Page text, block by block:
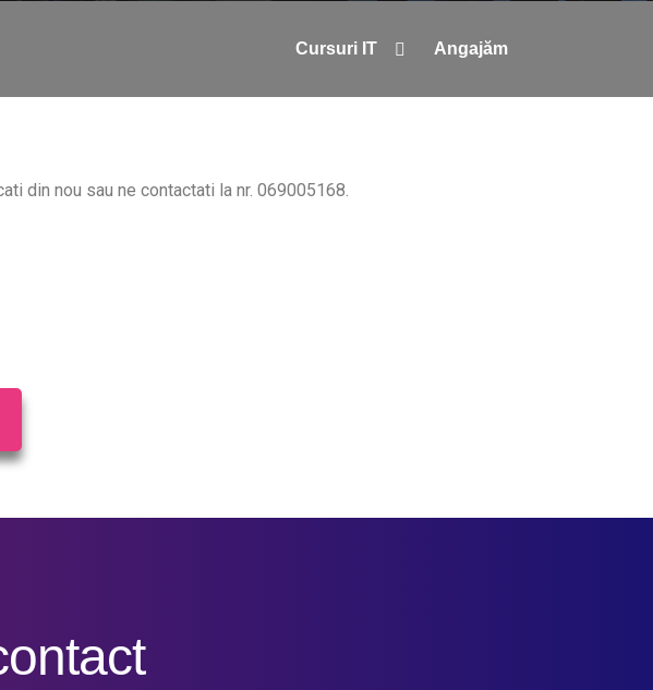
Cursuri IT Angajăm
din nou sau ne contactati la nr. 069005168.